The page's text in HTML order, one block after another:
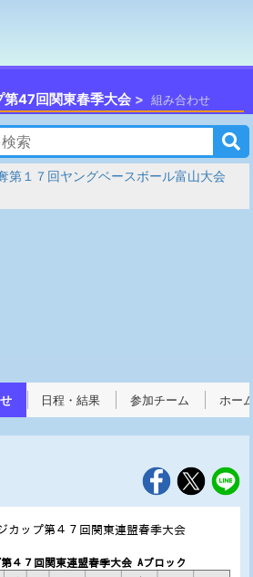
第47回関東春季大会 組み合わせ
第１７回ヤングベースボール富山大会
日程・結果 参加チーム ホー